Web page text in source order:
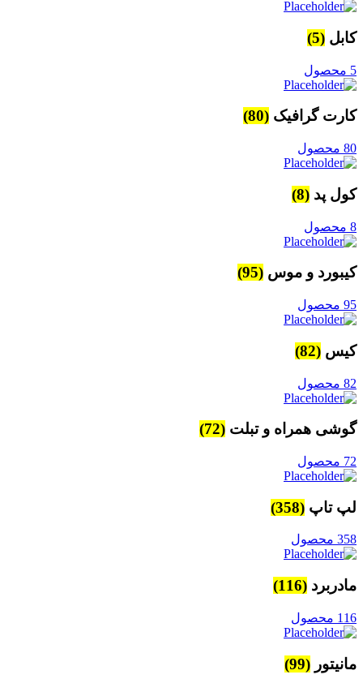
کابل (5)
5 محصول
کارت گرافیک (80)
80 محصول
کول پد (8)
8 محصول
کیبورد و موس (95)
95 محصول
کیس (82)
82 محصول
گوشی همراه و تبلت (72)
72 محصول
لپ تاپ (358)
358 محصول
مادربرد (116)
116 محصول
مانیتور (99)